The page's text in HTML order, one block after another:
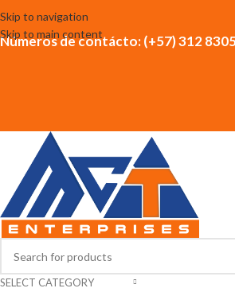
Skip to navigation
Skip to main content
Números de contácto: (+57) 312
SELECT CATEGORY